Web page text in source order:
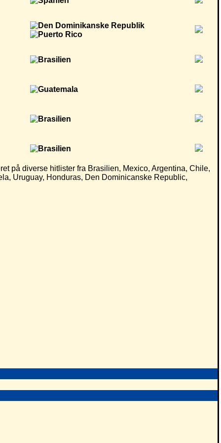
på diverse hitlister fra Brasilien, Mexico, Argentina, Chile,
Uruguay, Honduras, Den Dominicanske Republic,